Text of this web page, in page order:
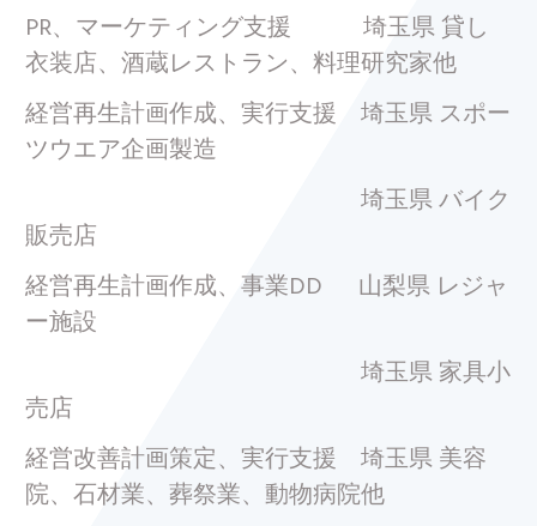
PR、マーケティング支援 埼玉県 貸し
衣装店、酒蔵レストラン、料理研究家他
経営再生計画作成、実行支援 埼玉県 スポー
ツウエア企画製造
埼玉県 バイク
販売店
経営再生計画作成、事業DD 山梨県 レジャ
ー施設
埼玉県 家具小
売店
経営改善計画策定、実行支援 埼玉県 美容
院、石材業、葬祭業、動物病院他